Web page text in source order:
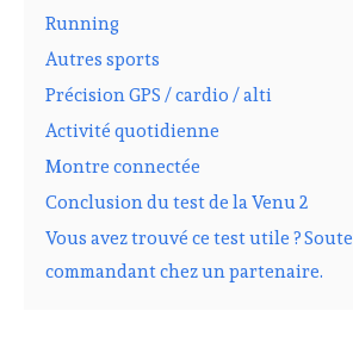
Running
Autres sports
Précision GPS / cardio / alti
Activité quotidienne
Montre connectée
Conclusion du test de la Venu 2
Vous avez trouvé ce test utile ?
commandant chez un partenaire.